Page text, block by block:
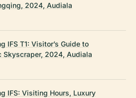
2024, Audiala
IFS T1: Visitor’s Guide to
Skyscraper, 2024, Audiala
IFS: Visiting Hours, Luxury